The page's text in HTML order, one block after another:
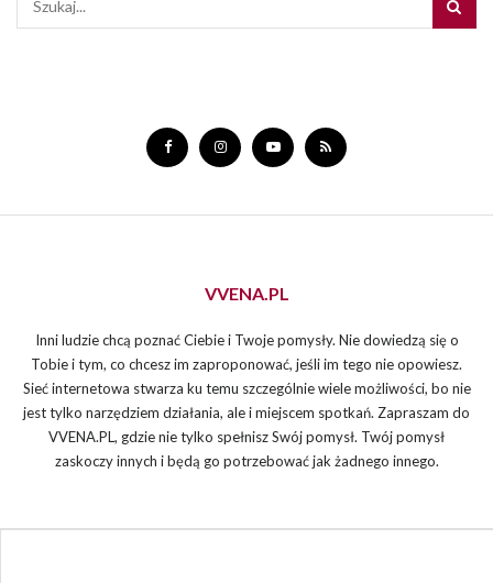
VVENA.PL
Inni ludzie chcą poznać Ciebie i Twoje pomysły. Nie dowiedzą się o
Tobie i tym, co chcesz im zaproponować, jeśli im tego nie opowiesz.
Sieć internetowa stwarza ku temu szczególnie wiele możliwości, bo nie
jest tylko narzędziem działania, ale i miejscem spotkań. Zapraszam do
VVENA.PL, gdzie nie tylko spełnisz Swój pomysł. Twój pomysł
zaskoczy innych i będą go potrzebować jak żadnego innego.